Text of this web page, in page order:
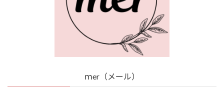
ｍer（メール）